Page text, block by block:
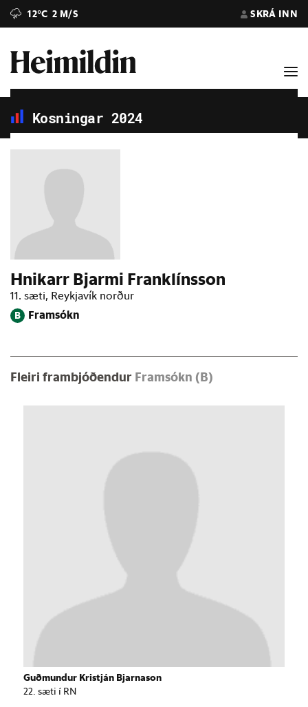
12°C 2 M/S SKRÁ INN
Kosningar 2024
Hnikarr Bjarmi Franklínsson
11. sæti, Reykjavík norður
B Framsókn
Fleiri frambjóðendur Framsókn (B)
Guðmundur Kristján Bjarnason
22. sæti í RN